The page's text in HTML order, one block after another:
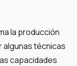
la producción
algunas técnicas
capacidades